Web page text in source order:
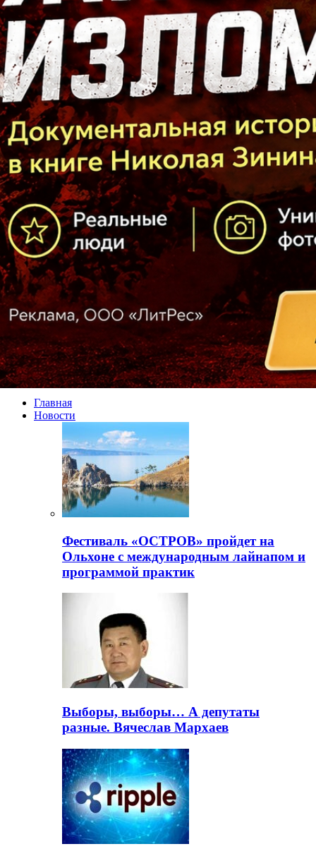
Главная
Новости
Фестиваль «ОСТРОВ» пройдет на
Ольхоне с международным лайнапом и
программой практик
Выборы, выборы… А депутаты
разные. Вячеслав Мархаев